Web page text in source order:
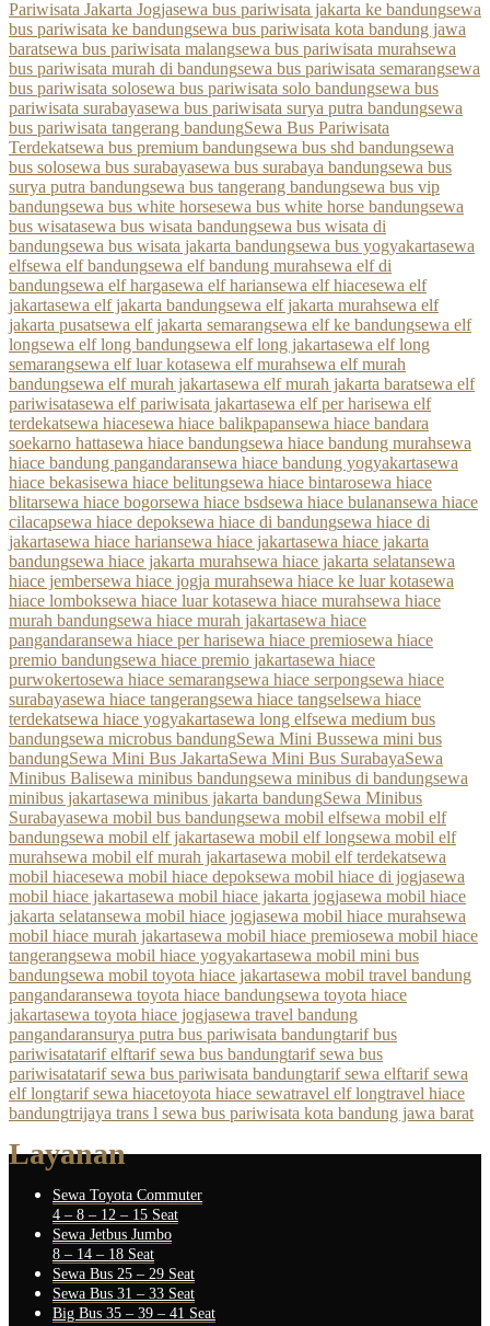
Pariwisata Jakarta Jogjasewa bus pariwisata jakarta ke bandungsewa
bus pariwisata ke bandungsewa bus pariwisata kota bandung jawa
baratsewa bus pariwisata malangsewa bus pariwisata murahsewa
bus pariwisata murah di bandungsewa bus pariwisata semarangsewa
bus pariwisata solosewa bus pariwisata solo bandungsewa bus
pariwisata surabayasewa bus pariwisata surya putra bandungsewa
bus pariwisata tangerang bandungSewa Bus Pariwisata
Terdekatsewa bus premium bandungsewa bus shd bandungsewa
bus solosewa bus surabayasewa bus surabaya bandungsewa bus
surya putra bandungsewa bus tangerang bandungsewa bus vip
bandungsewa bus white horsesewa bus white horse bandungsewa
bus wisatasewa bus wisata bandungsewa bus wisata di
bandungsewa bus wisata jakarta bandungsewa bus yogyakartasewa
elfsewa elf bandungsewa elf bandung murahsewa elf di
bandungsewa elf hargasewa elf hariansewa elf hiacesewa elf
jakartasewa elf jakarta bandungsewa elf jakarta murahsewa elf
jakarta pusatsewa elf jakarta semarangsewa elf ke bandungsewa elf
longsewa elf long bandungsewa elf long jakartasewa elf long
semarangsewa elf luar kotasewa elf murahsewa elf murah
bandungsewa elf murah jakartasewa elf murah jakarta baratsewa elf
pariwisatasewa elf pariwisata jakartasewa elf per harisewa elf
terdekatsewa hiacesewa hiace balikpapansewa hiace bandara
soekarno hattasewa hiace bandungsewa hiace bandung murahsewa
hiace bandung pangandaransewa hiace bandung yogyakartasewa
hiace bekasisewa hiace belitungsewa hiace bintarosewa hiace
blitarsewa hiace bogorsewa hiace bsdsewa hiace bulanansewa hiace
cilacapsewa hiace depoksewa hiace di bandungsewa hiace di
jakartasewa hiace hariansewa hiace jakartasewa hiace jakarta
bandungsewa hiace jakarta murahsewa hiace jakarta selatansewa
hiace jembersewa hiace jogja murahsewa hiace ke luar kotasewa
hiace lomboksewa hiace luar kotasewa hiace murahsewa hiace
murah bandungsewa hiace murah jakartasewa hiace
pangandaransewa hiace per harisewa hiace premiosewa hiace
premio bandungsewa hiace premio jakartasewa hiace
purwokertosewa hiace semarangsewa hiace serpongsewa hiace
surabayasewa hiace tangerangsewa hiace tangselsewa hiace
terdekatsewa hiace yogyakartasewa long elfsewa medium bus
bandungsewa microbus bandungSewa Mini Bussewa mini bus
bandungSewa Mini Bus JakartaSewa Mini Bus SurabayaSewa
Minibus Balisewa minibus bandungsewa minibus di bandungsewa
minibus jakartasewa minibus jakarta bandungSewa Minibus
Surabayasewa mobil bus bandungsewa mobil elfsewa mobil elf
bandungsewa mobil elf jakartasewa mobil elf longsewa mobil elf
murahsewa mobil elf murah jakartasewa mobil elf terdekatsewa
mobil hiacesewa mobil hiace depoksewa mobil hiace di jogjasewa
mobil hiace jakartasewa mobil hiace jakarta jogjasewa mobil hiace
jakarta selatansewa mobil hiace jogjasewa mobil hiace murahsewa
mobil hiace murah jakartasewa mobil hiace premiosewa mobil hiace
tangerangsewa mobil hiace yogyakartasewa mobil mini bus
bandungsewa mobil toyota hiace jakartasewa mobil travel bandung
pangandaransewa toyota hiace bandungsewa toyota hiace
jakartasewa toyota hiace jogjasewa travel bandung
pangandaransurya putra bus pariwisata bandungtarif bus
pariwisatatarif elftarif sewa bus bandungtarif sewa bus
pariwisatatarif sewa bus pariwisata bandungtarif sewa elftarif sewa
elf longtarif sewa hiacetoyota hiace sewatravel elf longtravel hiace
bandungtrijaya trans l sewa bus pariwisata kota bandung jawa barat
Layanan
Sewa Toyota Commuter
4 – 8 – 12 – 15 Seat
Sewa Jetbus Jumbo
8 – 14 – 18 Seat
Sewa Bus 25 – 29 Seat
Sewa Bus 31 – 33 Seat
Big Bus 35 – 39 – 41 Seat